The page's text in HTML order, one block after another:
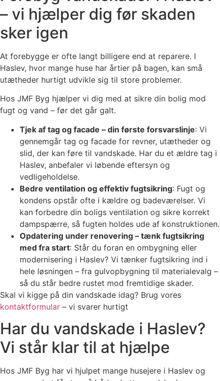
– vi hjælper dig før skaden
sker igen
At forebygge er ofte langt billigere end at reparere. I
Haslev, hvor mange huse har årtier på bagen, kan små
utætheder hurtigt udvikle sig til store problemer.
Hos JMF Byg hjælper vi dig med at sikre din bolig mod
fugt og vand – før det går galt.
Tjek af tag og facade – din første forsvarslinje: Vi
gennemgår tag og facade for revner, utætheder og
slid, der kan føre til vandskade. Har du et ældre tag i
Haslev, anbefaler vi løbende eftersyn og
vedligeholdelse.
Bedre ventilation og effektiv fugtsikring: Fugt og
kondens opstår ofte i kældre og badeværelser. Vi
kan forbedre din boligs ventilation og sikre korrekt
dampspærre, så fugten holdes ude af konstruktionen.
Opdatering under renovering – tænk fugtsikring
med fra start: Står du foran en ombygning eller
modernisering i Haslev? Vi tænker fugtsikring ind i
hele løsningen – fra gulvopbygning til materialevalg –
så du står bedre rustet mod fremtidige skader.
Skal vi kigge på din vandskade idag? Brug vores
kontaktformular – vi svarer hurtigt
Har du vandskade i Haslev?
Vi står klar til at hjælpe
Hos JMF Byg har vi hjulpet mange husejere i Haslev og